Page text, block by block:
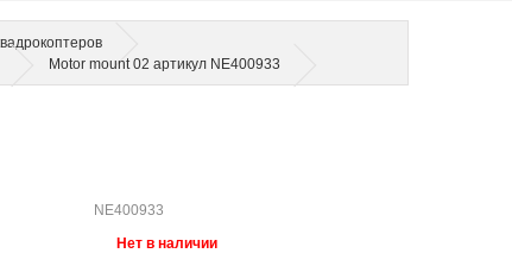
Motor mount 02 артикул NE400933
NE400933
Нет в наличии